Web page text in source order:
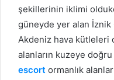
şekillerinin iklimi
güneyde yer alan
Akdeniz hava kütleleri
alanların kuzeye doğru
escort ormanlık